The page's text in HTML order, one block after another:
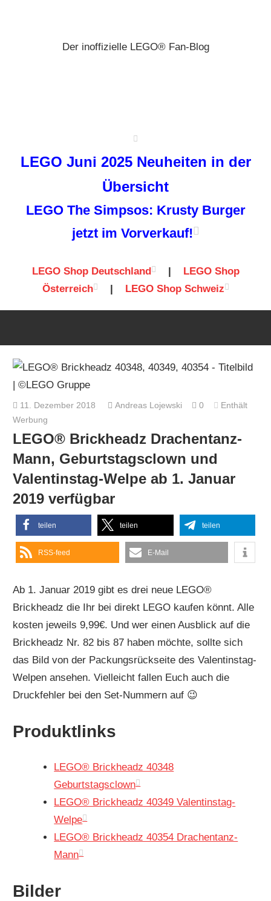
Der inoffizielle LEGO® Fan-Blog
LEGO Juni 2025 Neuheiten in der
Übersicht
LEGO The Simpsos: Krusty Burger
jetzt im Vorverkauf!
LEGO Shop Deutschland | LEGO Shop
Österreich
| LEGO Shop Schweiz
11. Dezember 2018 Andreas Lojewski 0
Enthält
Werbung
LEGO® Brickheadz Drachentanz-
Mann, Geburtstagsclown und
Valentinstag-Welpe ab 1. Januar
2019 verfügbar
teilen teilen teilen
RSS-feed E-Mail
Ab 1. Januar 2019 gibt es drei neue LEGO®
Brickheadz die Ihr bei direkt LEGO kaufen könnt. Alle
kosten jeweils 9,99€. Und wer einen Ausblick auf die
Brickheadz Nr. 82 bis 87 haben möchte, sollte sich
das Bild von der Packungsrückseite des Valentinstag-
Welpen ansehen. Vielleicht fallen Euch auch die
Druckfehler bei den Set-Nummern auf 😉
Produktlinks
LEGO® Brickheadz 40348
Geburtstagsclown
LEGO® Brickheadz 40349 Valentinstag-
Welpe
LEGO® Brickheadz 40354 Drachentanz-
Mann
Bilder